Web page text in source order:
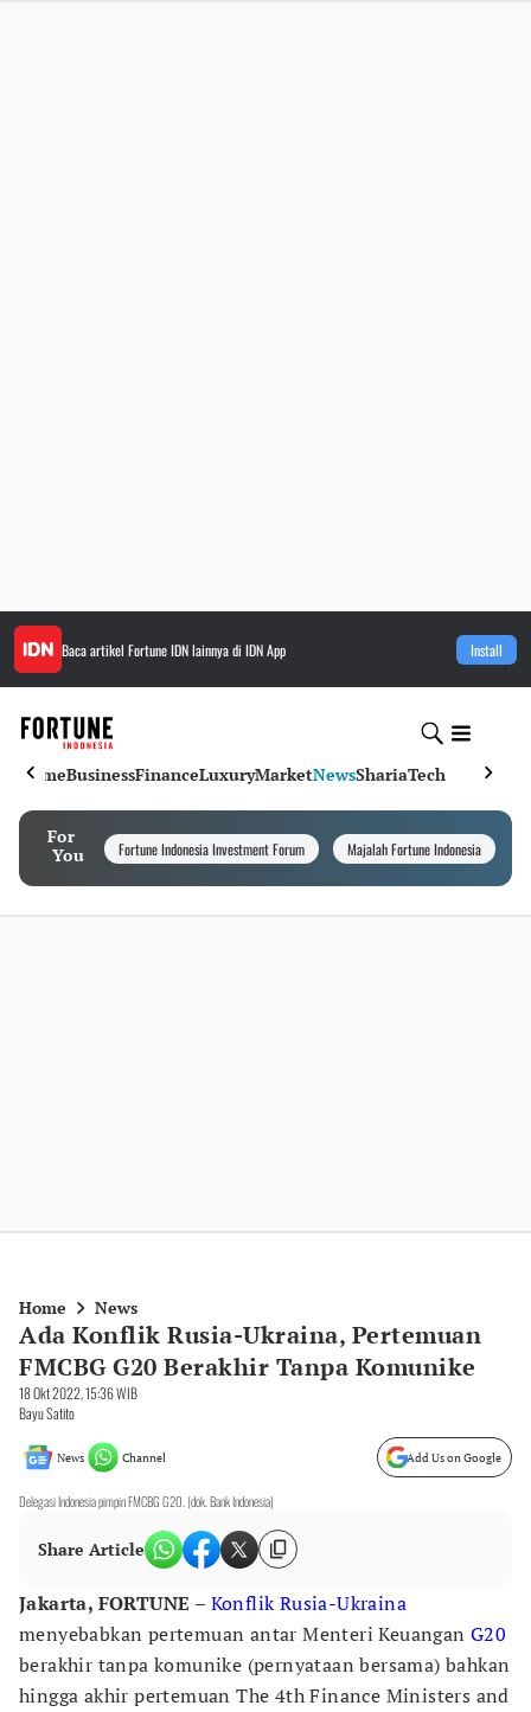
Baca artikel Fortune IDNlainnya di IDN App Install
HomeBusinessFinanceLuxuryMarketNewsShariaTech
For
You
Fortune Indonesia Investment Forum Majalah Fortune Indonesia
Home News
Ada Konflik Rusia-Ukraina, Pertemuan
FMCBG G20 Berakhir Tanpa Komunike
18 Okt 2022, 15:36 WIB
Bayu Satito
News Channel Add Us on Google
Delegasi Indonesia pimpin FMCBG G20. (dok. Bank Indonesia)
Share Article
Jakarta, FORTUNE – Konflik Rusia-Ukraina
menyebabkan pertemuan antar Menteri Keuangan G20
berakhir tanpa komunike (pernyataan bersama) bahkan
hingga akhir pertemuan The 4th Finance Ministers and